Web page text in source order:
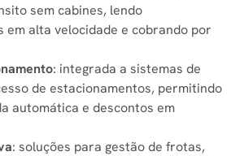
sem cabines, lendo
em alta velocidade e cobrando por
: integrada a sistemas de
de estacionamentos, permitindo
automática e descontos em
: soluções para gestão de frotas,